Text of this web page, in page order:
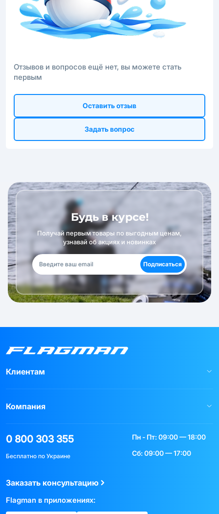
Отзывов и вопросов ещё нет, вы можете стать
первым
Оставить отзыв
Задать вопрос
Будь в курсе!
Получай первым товары по выгодным ценам,
узнавай об акциях и новинках
Подписаться
Клиентам
Компания
0 800 303 355
Бесплатно по Украине
Пн - Пт: 09:00 — 18:00
Сб: 09:00 — 17:00
Заказать консультацию
Flagman в приложениях: